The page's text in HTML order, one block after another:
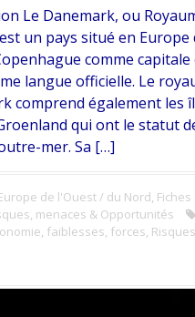
Le Danemark, ou
un pays situé en Europe
comme capitale
langue officielle. Le
comprend également les
qui ont le statut
mer. Sa […]
de l'Ouest / du Nord, Fiches
menaces & Opportunités
, faiblesses, forces, Risques